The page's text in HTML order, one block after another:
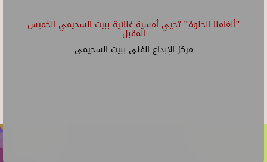
"أنغامنا الحلوة" تحيي أمسية غنائية ببيت السحيمي الخميس
المقبل
مركز الإبداع الفنى ببيت السحيمى